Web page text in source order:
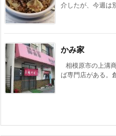
介したが、今週は
かみ家
相模原市の上溝
ば専門店がある。